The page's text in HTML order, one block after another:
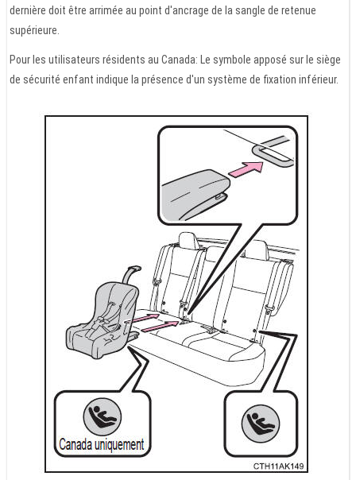
dernière doit être arrimée au point d'ancrage de la sangle de retenue
supérieure.
Pour les utilisateurs résidents au Canada: Le symbole apposé sur le siège
de sécurité enfant indique la présence d'un système de fixation inférieur.